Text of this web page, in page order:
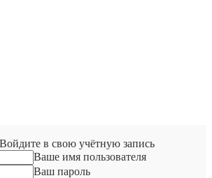
в свою учётную запись
Ваше имя пользователя
Ваш пароль